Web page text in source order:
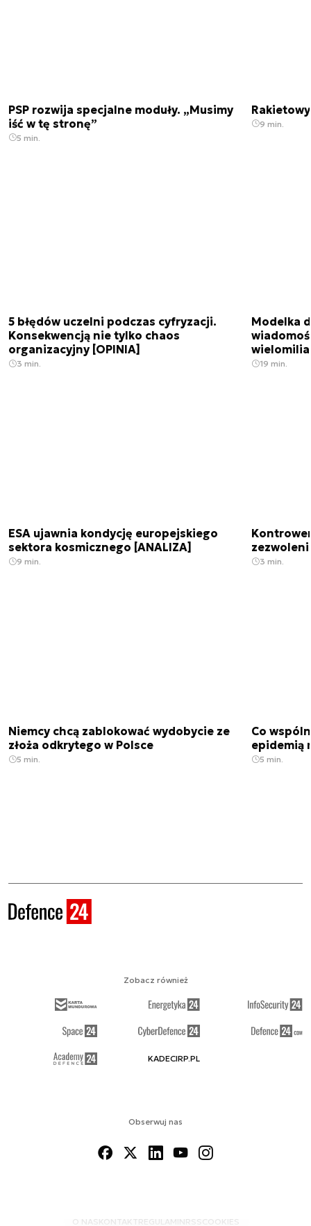
PSP rozwija specjalne moduły. „Musimy
iść w tę stronę”
5 min.
9 min.
5 błędów uczelni podczas cyfryzacji.
Konsekwencją nie tylko chaos
organizacyjny [OPINIA]
3 min.
Modelka
19 min.
ESA ujawnia kondycję europejskiego
sektora kosmicznego [ANALIZA]
9 min. 3 min.
Niemcy chcą zablokować wydobycie ze
złoża odkrytego w Polsce
5 min.
Co
epidemią
5 min.
Obserwuj nas
O NAS KONTAKTREGULAMINRSS COOKIES
Zobacz również
KADECIRP.PL